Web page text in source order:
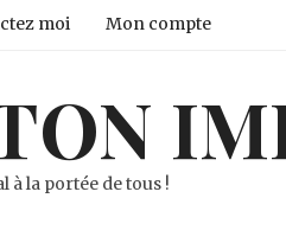
moi Mon compte
à la portée de tous !